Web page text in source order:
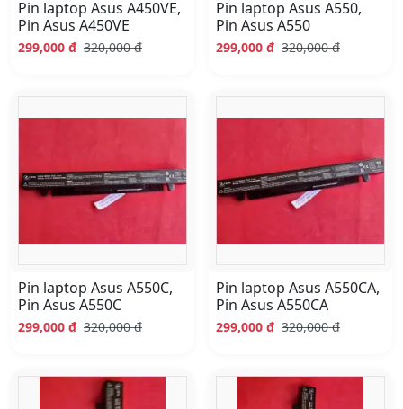
Pin laptop Asus A450VE,
Pin Asus A450VE
299,000 đ 320,000 đ
Pin laptop Asus A550,
Pin Asus A550
299,000 đ 320,000 đ
Pin laptop Asus A550C,
Pin Asus A550C
299,000 đ 320,000 đ
Pin laptop Asus A550CA,
Pin Asus A550CA
299,000 đ 320,000 đ